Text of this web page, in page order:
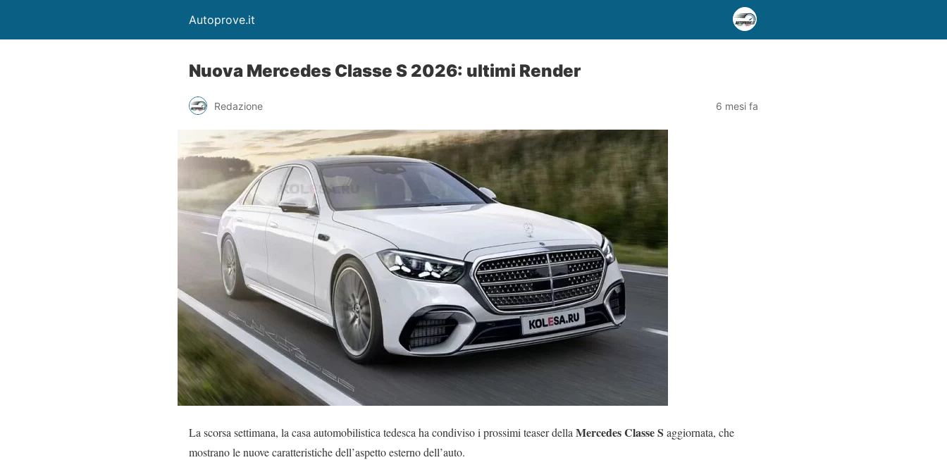
Autoprove.it
Nuova Mercedes Classe S 2026: ultimi Render
Redazione 6 mesi fa
La scorsa settimana, la casa automobilistica tedesca ha condiviso i prossimi teaser della Mercedes Classe S aggiornata, che
mostrano le nuove caratteristiche dell’aspetto esterno dell’auto.